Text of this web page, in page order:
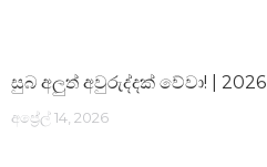
සුබ අලුත් අවුරුද්දක් වේවා! | 2026
අප්‍රේල් 14, 2026